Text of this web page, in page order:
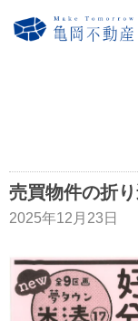
売買物件の折
2025年12月23日